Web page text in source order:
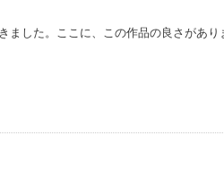
ました。ここに、この作品の良さがあ
の一連の、主人公に宛てたメッセージ
やかな席上のこの台詞に凝縮されていま
せていただきました。
して信じられるものは何なのか。結局